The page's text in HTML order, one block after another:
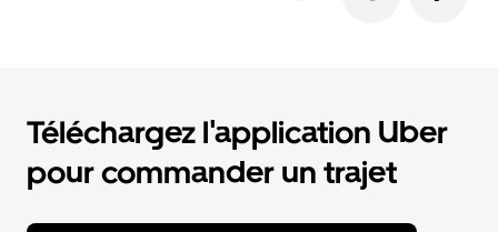
Téléchargez l'application Uber
pour commander un trajet